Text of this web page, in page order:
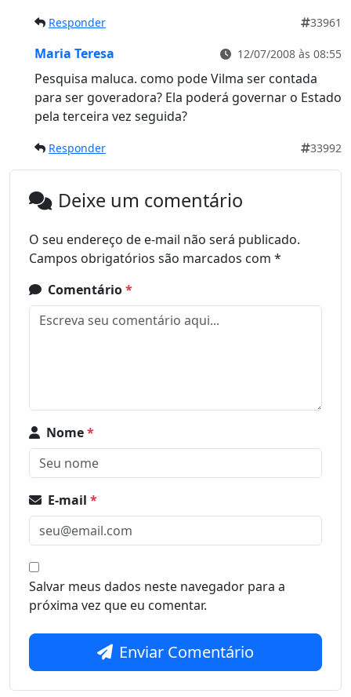
Responder 33961
Maria Teresa 12/07/2008 às 08:55
Pesquisa maluca. como pode Vilma ser contada
para ser goveradora? Ela poderá governar o Estado
pela terceira vez seguida?
Responder 33992
Deixe um comentário
O seu endereço de e-mail não será publicado.
Campos obrigatórios são marcados com *
Comentário*
Nome*
E-mail *
Salvar meus dados neste navegador para a
próxima vez que eu comentar.
Enviar Comentário